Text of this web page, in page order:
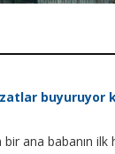
buyuruyor
bir ana babanın